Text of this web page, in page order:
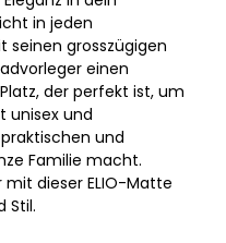
in jeden
seinen grosszügigen
einen
der perfekt ist, um
unisex und
und
Familie macht.
dieser ELIO-Matte
Stil.